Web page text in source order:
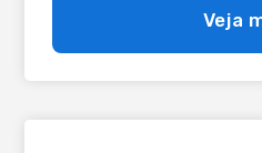
privilegiada no Bairro
rua; * Topografia favorável
tranquila e valorizada; *
segurança em um dos
Veja